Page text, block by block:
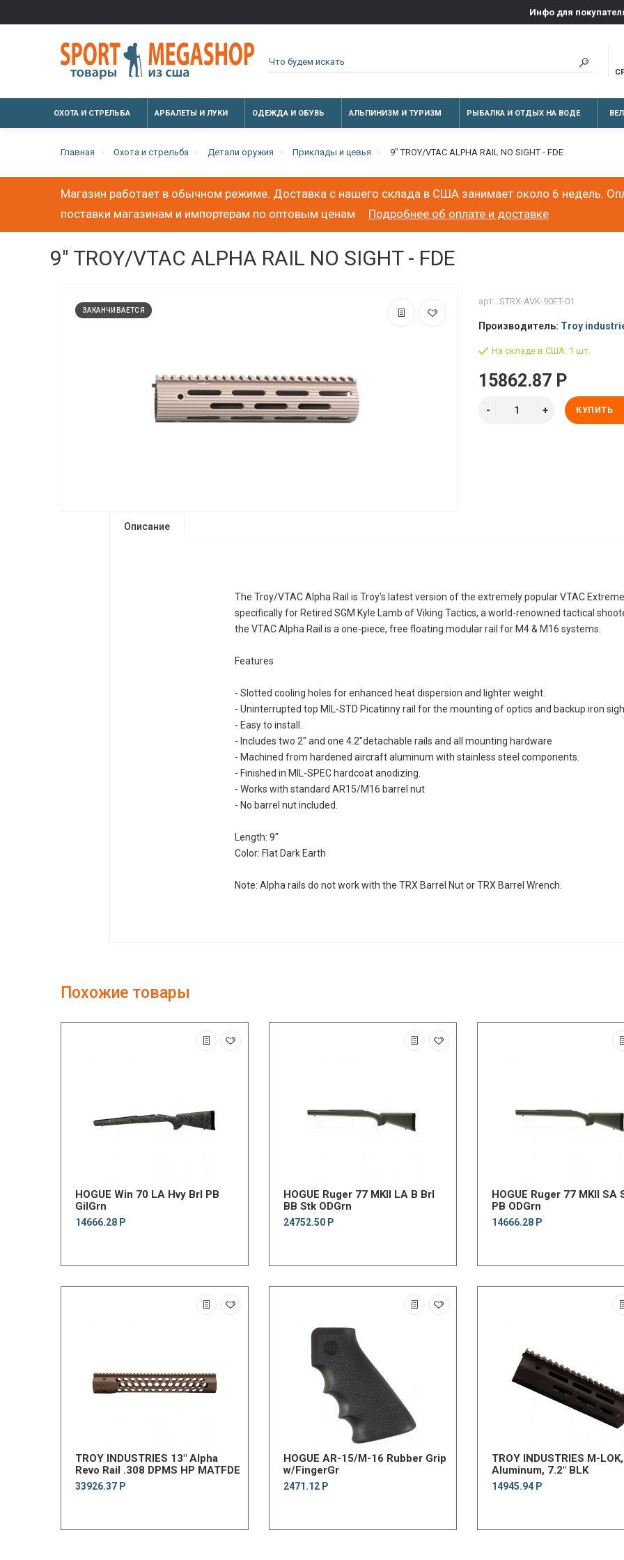
Инфо для
ОХОТА И СТРЕЛЬБА АРБАЛЕТЫ И ЛУКИ ОДЕЖДА И ОБУВЬ АЛЬПИНИЗМ И ТУРИЗМ РЫБАЛКА И ОТДЫХ НА ВОДЕ
Главная Охота и стрельба Детали оружия Приклады и цевья 9" TROY/VTAC ALPHA RAIL NO SIGHT - FDE
Магазин работает в обычном режиме. Доставка с нашего склада в США занимает около 6 недель.
поставки магазинам и импортерам по оптовым ценам
Подробнее об оплате и доставке
9" TROY/VTAC ALPHA RAIL NO SIGHT - FDE
ЗАКАНЧИВАЕТСЯ
арт.: STRX-AVK-90FT-01
Производитель: Troy
На складе в США: 1 шт.
15862.87 Р
КУПИТЬ
Описание
The Troy/VTAC Alpha Rail is Troy's latest version of the extremely popular VTAC
specifically for Retired SGM Kyle Lamb of Viking Tactics, a world-renowned tactical
the VTAC Alpha Rail is a one-piece, free floating modular rail for M4 & M16 systems.
Features
- Slotted cooling holes for enhanced heat dispersion and lighter weight.
- Uninterrupted top MIL-STD Picatinny rail for the mounting of optics and backup iron
- Easy to install.
- Includes two 2" and one 4.2"detachable rails and all mounting hardware
- Machined from hardened aircraft aluminum with stainless steel components.
- Finished in MIL-SPEC hardcoat anodizing.
- Works with standard AR15/M16 barrel nut
- No barrel nut included.
Length: 9"
Color: Flat Dark Earth
Note: Alpha rails do not work with the TRX Barrel Nut or TRX Barrel Wrench.
Похожие товары
HOGUE Win 70 LA Hvy Brl PB
GilGrn
14666.28 Р
HOGUE Ruger 77 MKII LA B Brl
BB Stk ODGrn
24752.50 Р
HOGUE Ruger 77 MKII SA
PB ODGrn
14666.28 Р
TROY INDUSTRIES 13" Alpha
Revo Rail .308 DPMS HP MATFDE
33926.37 Р
HOGUE AR-15/M-16 Rubber Grip
w/FingerGr
2471.12 Р
TROY INDUSTRIES M-
Aluminum, 7.2" BLK
14945.94 Р